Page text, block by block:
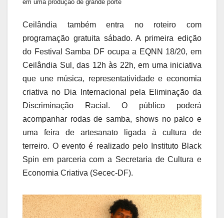
em uma produção de grande porte
Ceilândia também entra no roteiro com
programação gratuita sábado. A primeira edição
do Festival Samba DF ocupa a EQNN 18/20, em
Ceilândia Sul, das 12h às 22h, em uma iniciativa
que une música, representatividade e economia
criativa no Dia Internacional pela Eliminação da
Discriminação Racial. O público poderá
acompanhar rodas de samba, shows no palco e
uma feira de artesanato ligada à cultura de
terreiro. O evento é realizado pelo Instituto Black
Spin em parceria com a Secretaria de Cultura e
Economia Criativa (Secec-DF).